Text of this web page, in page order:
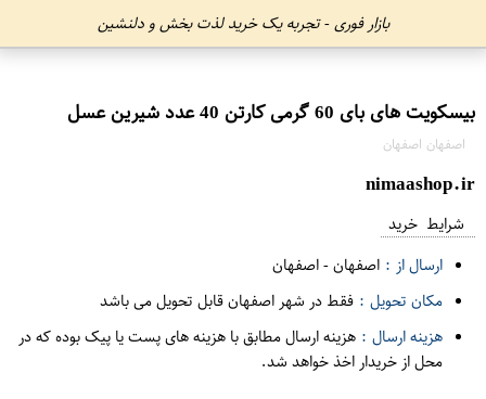
بازار فوری - تجربه یک خرید لذت بخش و دلنشین
بیسکویت های بای 60 گرمی کارتن 40 عدد شیرین عسل
اصفهان اصفهان
nimaashop.ir
شرایط خرید
ارسال از : اصفهان-اصفهان
مکان تحویل : فقط در شهر اصفهان قابل تحویل می باشد
هزینه ارسال : هزینه ارسال مطابق با هزینه های پست یا پیک بوده که در
محل از خریدار اخذ خواهد شد.